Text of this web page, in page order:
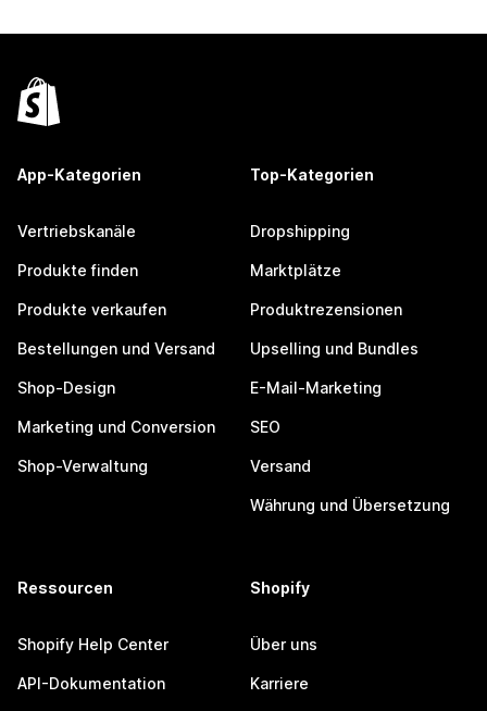
App-Kategorien
Vertriebskanäle
Produkte finden
Produkte verkaufen
Bestellungen und Versand
Shop-Design
Marketing und Conversion
Shop-Verwaltung
Top-Kategorien
Dropshipping
Marktplätze
Produktrezensionen
Upselling und Bundles
E-Mail-Marketing
SEO
Versand
Währung und Übersetzung
Ressourcen
Shopify Help Center
API-Dokumentation
Shopify
Über uns
Karriere